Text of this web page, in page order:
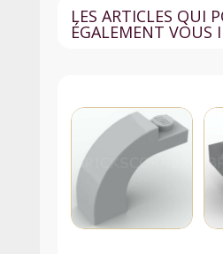
LES ARTICLES QUI
ÉGALEMENT VOUS